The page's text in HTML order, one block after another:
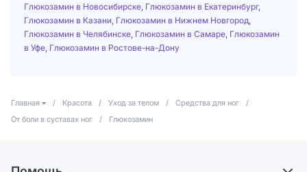
Глюкозамин в Новосибирске Глюкозамин в Екатеринбург,
Глюкозамин в Казани Глюкозамин в Нижнем Новгород
Глюкозамин в Челябинске Глюкозамин в Самаре Глюкозамин
в Уфе Глюкозамин в Ростове-на-Дону
Главная / Красота / Уход за телом / Средства для ног
/
От боли в суставах ног
/ Глюкозамин